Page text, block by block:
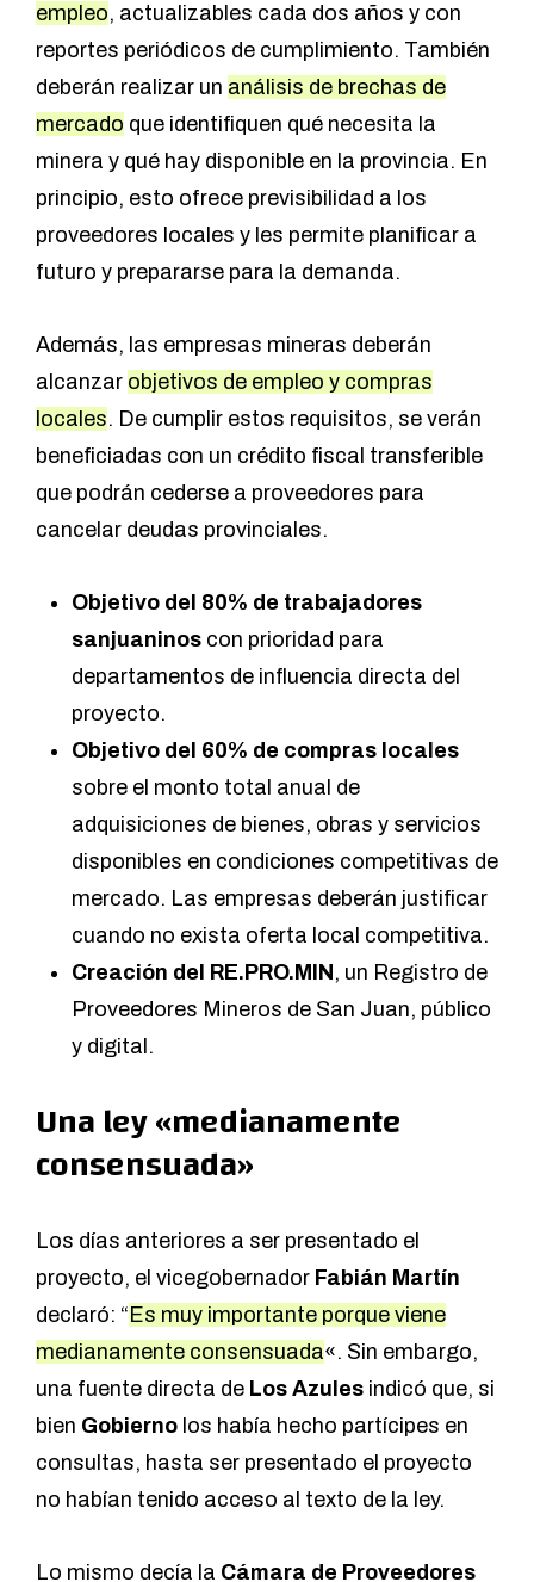
empleo, actualizables cada dos años y con
reportes periódicos de cumplimiento. También
deberán realizar un análisis de brechas de
mercado que identifiquen qué necesita la
minera y qué hay disponible en la provincia. En
principio, esto ofrece previsibilidad a los
proveedores locales y les permite planificar a
futuro y prepararse para la demanda.
Además, las empresas mineras deberán
alcanzar objetivos de empleo y compras
locales. De cumplir estos requisitos, se verán
beneficiadas con un crédito fiscal transferible
que podrán cederse a proveedores para
cancelar deudas provinciales.
Objetivo del 80% de trabajadores
sanjuaninos con prioridad para
departamentos de influencia directa del
proyecto.
Objetivo del 60% de compras locales
sobre el monto total anual de
adquisiciones de bienes, obras y servicios
disponibles en condiciones competitivas de
mercado. Las empresas deberán justificar
cuando no exista oferta local competitiva.
Creación del RE.PRO.MIN , un Registro de
Proveedores Mineros de San Juan, público
y digital.
Una ley «medianamente
consensuada»
Los días anteriores a ser presentado el
proyecto, el vicegobernador Fabián Martín
declaró: “ Es muy importante porque viene
medianamente consensuada«. Sin embargo,
una fuente directa de Los Azules indicó que, si
bien Gobierno los había hecho partícipes en
consultas, hasta ser presentado el proyecto
no habían tenido acceso al texto de la ley.
Lo mismo decía la Cámara de Proveedores